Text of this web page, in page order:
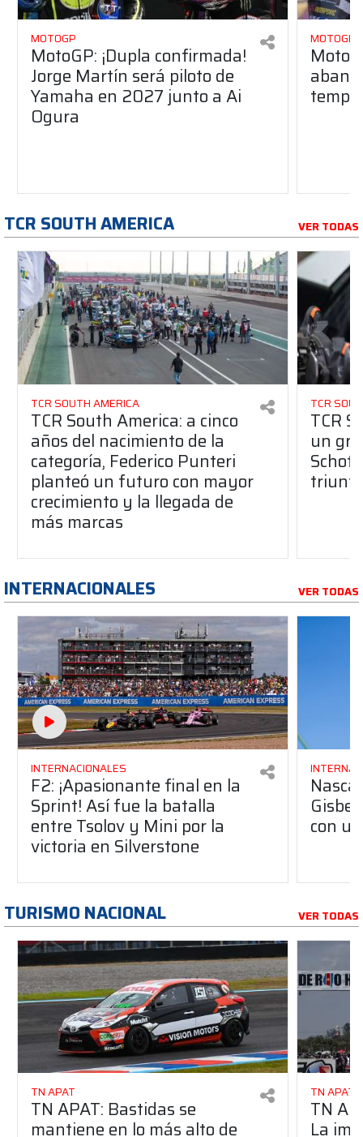
MOTOGP
MotoGP: ¡Dupla confirmada!
Jorge Martín será piloto de
Yamaha en 2027 junto a Ai
Ogura
MOTOGP
TCR SOUTH AMERICA VER TODAS
TCR SOUTH AMERICA
TCR South America: a cinco
años del nacimiento de la
categoría, Federico Punteri
planteó un futuro con mayor
crecimiento y la llegada de
más marcas
TCR
TCR
un
INTERNACIONALES VER TODAS
INTERNACIONALES
F2: ¡Apasionante final en la
Sprint! Así fue la batalla
entre Tsolov y Mini por la
victoria en Silverstone
con
TURISMO NACIONAL VER TODAS
TN APAT
TN APAT: Bastidas se
mantiene en lo más alto de
TN APAT
TN
La